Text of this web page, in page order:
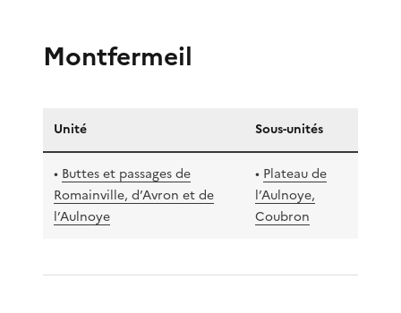
Montfermeil
Unité Sous-unités
• Buttes et passages de
Romainville, d’Avron et de
l’Aulnoye
• Plateau de
l’Aulnoye,
Coubron